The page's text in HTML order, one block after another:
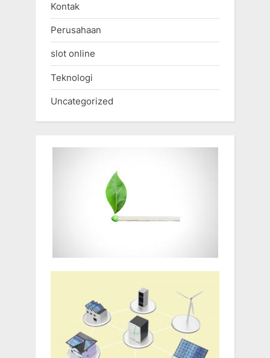
Kontak
Perusahaan
slot online
Teknologi
Uncategorized